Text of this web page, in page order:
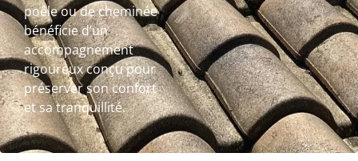
poêle ou de cheminée
bénéficie d’un
accompagnement
rigoureux conçu pour
préserver son confort
et sa tranquillité.